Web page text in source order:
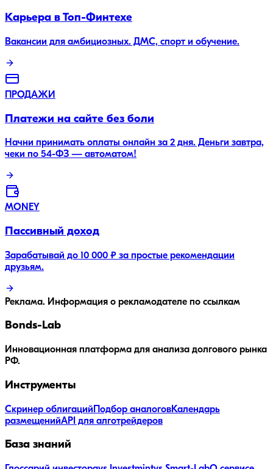
Карьера в Топ-Финтехе
Вакансии для амбициозных. ДМС, спорт и обучение.
ПРОДАЖИ
Платежи на сайте без боли
Начни принимать оплаты онлайн за 2 дня. Деньги завтра,
чеки по 54-ФЗ — автоматом!
MONEY
Пассивный доход
Зарабатывай до 10 000 ₽ за простые рекомендации
друзьям.
Реклама. Информация о рекламодателе по ссылкам
Bonds-Lab
Инновационная платформа для анализа долгового рынка
РФ.
Инструменты
Скринер облигаций Подбор аналоговКалендарь
размещенийAPI для алготрейдеров
База знаний